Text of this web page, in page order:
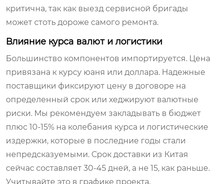
критична, так как выезд сервисной бригады
может стоть дороже самого ремонта.
Влияние курса валют и логистики
Большинство компонентов импортируется. Цена
привязана к курсу юаня или доллара. Надежные
поставщики фиксируют цену в договоре на
определенный срок или хеджируют валютные
риски. Мы рекомендуем закладывать в бюджет
плюс 10-15% на колебания курса и логистические
издержки, которые в последние годы стали
непредсказуемыми. Срок доставки из Китая
сейчас составляет 30-45 дней, а не 15, как раньше.
Учитывайте это в графике проекта.